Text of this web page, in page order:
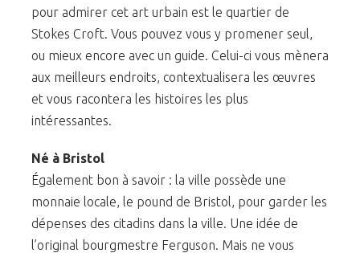
pour admirer cet art urbain est le quartier de
Stokes Croft. Vous pouvez vous y promener seul,
ou mieux encore avec un guide. Celui-ci vous mènera
aux meilleurs endroits, contextualisera les œuvres
et vous racontera les histoires les plus
intéressantes.
Né à Bristol
Également bon à savoir : la ville possède une
monnaie locale, le pound de Bristol, pour garder les
dépenses des citadins dans la ville. Une idée de
l’original bourgmestre Ferguson. Mais ne vous